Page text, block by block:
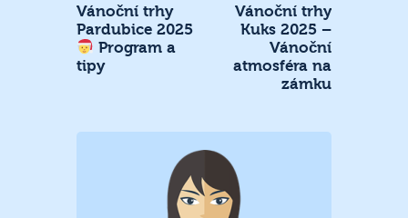
Vánoční trhy
Pardubice 2025
Program a
tipy
Vánoční trhy
Kuks 2025 –
Vánoční
atmosféra na
zámku